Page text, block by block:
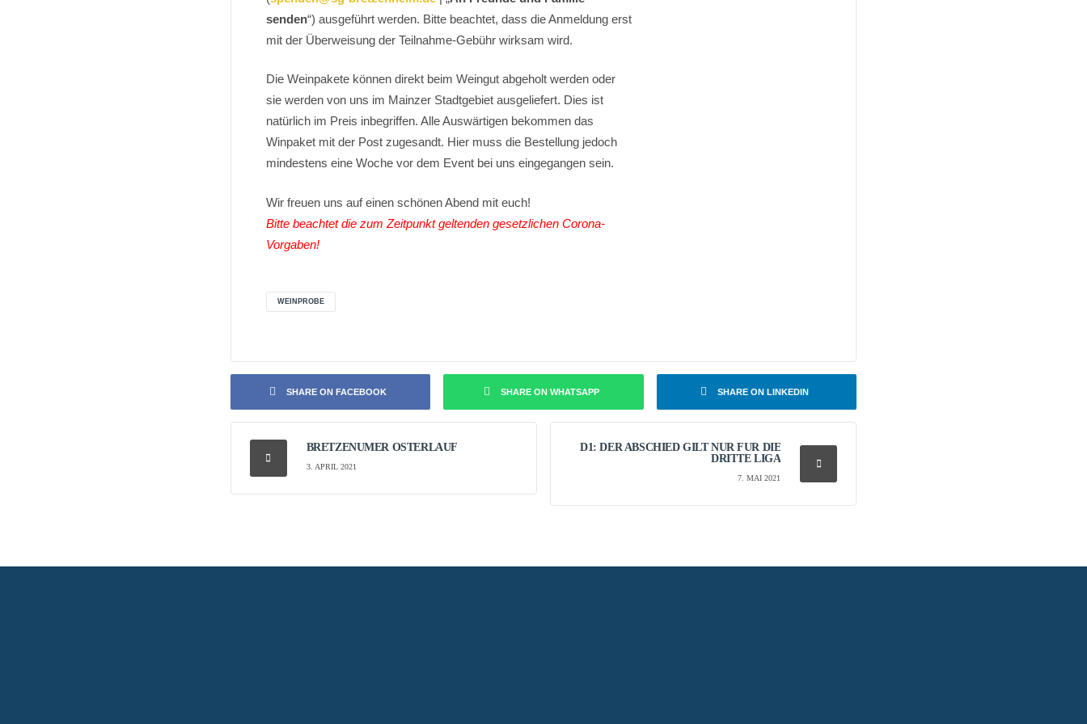
senden“) ausgeführt werden. Bitte beachtet, dass die Anmeldung erst
mit der Überweisung der Teilnahme-Gebühr wirksam wird.
Die Weinpakete können direkt beim Weingut abgeholt werden oder
sie werden von uns im Mainzer Stadtgebiet ausgeliefert. Dies ist
natürlich im Preis inbegriffen. Alle Auswärtigen bekommen das
Winpaket mit der Post zugesandt. Hier muss die Bestellung jedoch
mindestens eine Woche vor dem Event bei uns eingegangen sein.
Wir freuen uns auf einen schönen Abend mit euch!
Bitte beachtet die zum Zeitpunkt geltenden gesetzlichen Corona-
Vorgaben!
WEINPROBE
SHARE ON FACEBOOK SHARE ON WHATSAPP SHARE ON LINKEDIN
BRETZENUMER OSTERLAUF
3. APRIL 2021
D1: DER ABSCHIED GILT NUR FÜR DIE
DRITTE LIGA
7. MAI 2021